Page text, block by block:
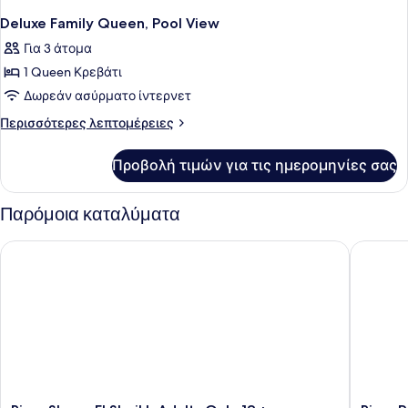
Deluxe Family Queen, Pool View
Για 3 άτομα
1 Queen Κρεβάτι
Δωρεάν ασύρματο ίντερνετ
Περισσότερες λεπτομέρειες
Περισσότερες
Family
Queen,
Pool
Προβολή τιμών για τις ημερομηνίες σας
Παρόμοια καταλύματα
Rixos Sharm El Sheikh Adults Only 18 + Rixos